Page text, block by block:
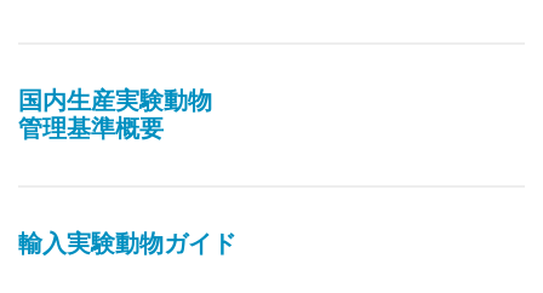
国内生産実験動物
管理基準概要
輸入実験動物ガイド